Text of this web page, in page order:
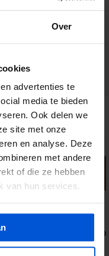
Over
advertenties te
media te bieden
Ook delen we
site met onze
en analyse. Deze
met andere
of die ze hebben
van hun services.
Hardhouten paal 6
gezaagd